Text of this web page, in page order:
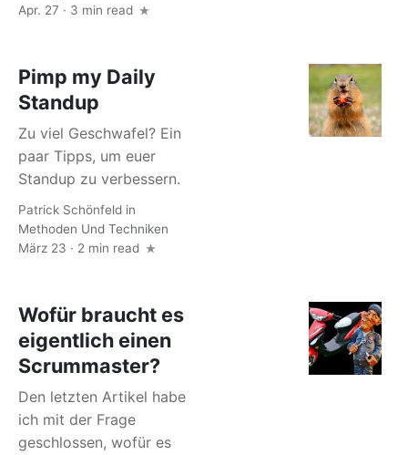
Apr. 27 · 3 min read
Pimp my Daily
Standup
Zu viel Geschwafel? Ein
paar Tipps, um euer
Standup zu verbessern.
Patrick Schönfeld in
Methoden Und Techniken
März 23 · 2 min read
Wofür braucht es
eigentlich einen
Scrummaster?
Den letzten Artikel habe
ich mit der Frage
geschlossen, wofür es